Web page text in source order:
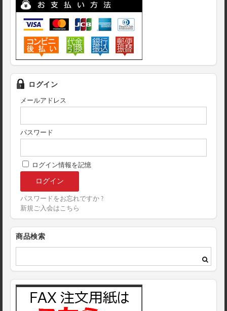
ログイン
メールアドレス
パスワード
ログイン情報を記憶
パスワードをお忘れですか ?
新規ご入会はこちら
商品検索